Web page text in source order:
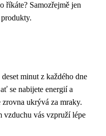
říkáte? Samozřejmě jen
minut z každého dne
se nabijete energií a
ukrývá za mraky.
vzduchu vás vzpruží lépe